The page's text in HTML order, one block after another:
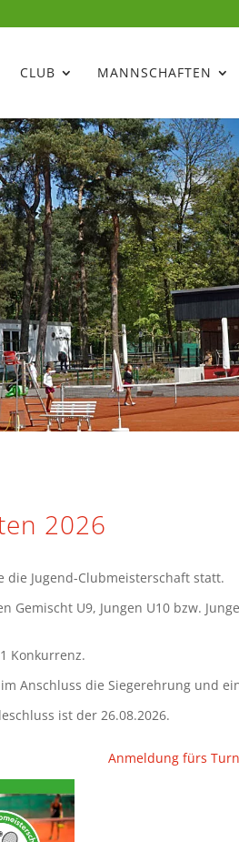
CLUB MANNSCHAFTEN
2026
die Jugend-Clubmeisterschaft statt.
Gemischt U9, Jungen U10 bzw.
Konkurrenz.
Anschluss die Siegerehrung und
ist der 26.08.2026.
Anmeldung fürs